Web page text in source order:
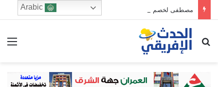
مصطفى لخصم يتجه للترشح في دائرة فاس الجنوبي
ابحث عن
Arabic